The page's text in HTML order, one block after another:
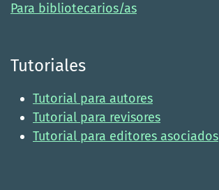
Para bibliotecarios/as
Tutoriales
Tutorial para autores
Tutorial para revisores
Tutorial para editores asociados